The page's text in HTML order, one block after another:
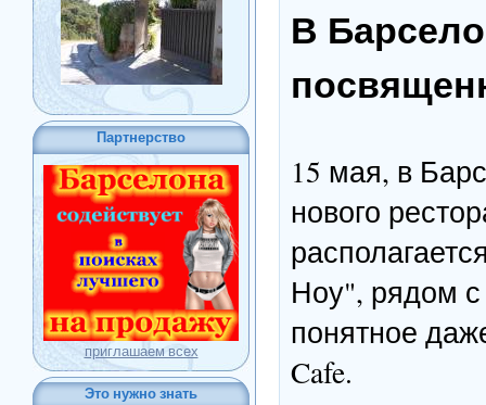
Партнерство
приглашаем всех
Это нужно знать
В
15 мая, в
нового
Ноу", рядом с
понятное
Cafe.